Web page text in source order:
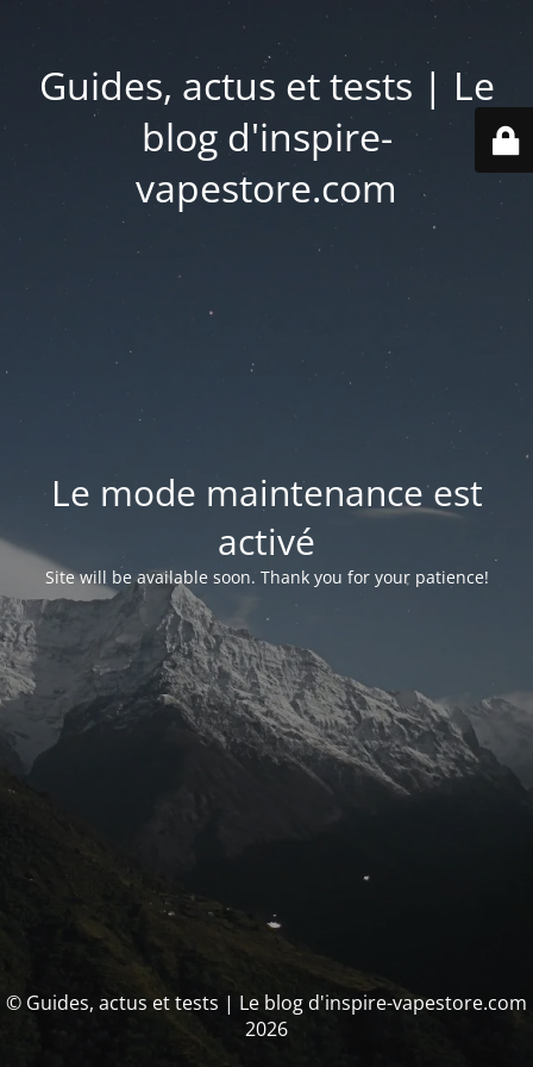
Guides, actus et tests | Le
blog d'inspire-
vapestore.com
Le mode maintenance est
activé
Site will be available soon. Thank you for your patience!
© Guides, actus et tests | Le blog d'inspire-vapestore.com
2026